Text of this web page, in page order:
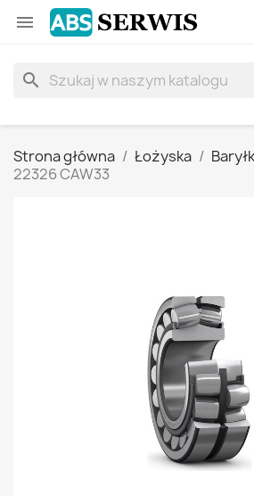

search
Strona główna Łożyska
22326 CAW33